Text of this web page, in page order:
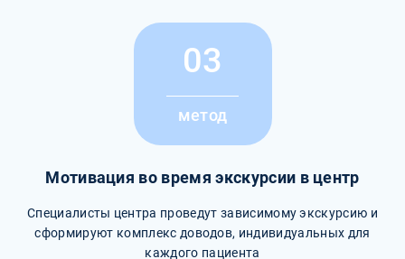
03
метод
Мотивация во время экскурсии в центр
Специалисты центра проведут зависимому экскурсию и
сформируют комплекс доводов, индивидуальных для
каждого пациента